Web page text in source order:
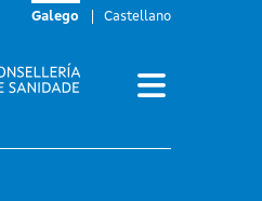
Galego Castellano